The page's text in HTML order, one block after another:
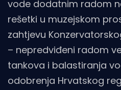
vode dodatnim radom
rešetki u muzejskom
zahtjevu
– nepredviđeni radom
tankova i balastiranja
odobrenja Hrvatskog